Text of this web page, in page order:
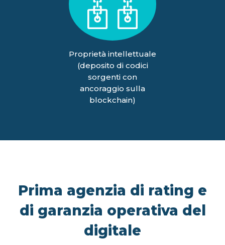
Proprietà intellettuale
(deposito di codici
sorgenti con
ancoraggio sulla
blockchain)
Prima agenzia di rating e
di garanzia operativa del
digitale